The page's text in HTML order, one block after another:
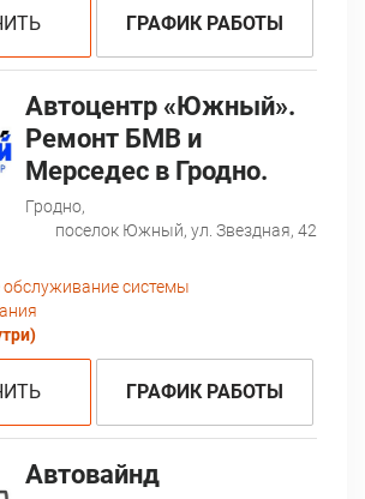
ГРАФИК РАБОТЫ
Автоцентр «Южный».
Ремонт БМВ и
Мерседес в Гродно.
Гродно,
поселок Южный, ул. Звездная, 42
обслуживание системы
ГРАФИК РАБОТЫ
Автовайнд